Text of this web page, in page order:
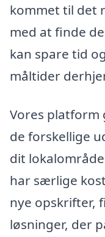
kommet til det
med at finde
kan spare tid
måltider
Vores platform
de forskellige
dit
har særlige
nye opskrifter,
løsninger, der